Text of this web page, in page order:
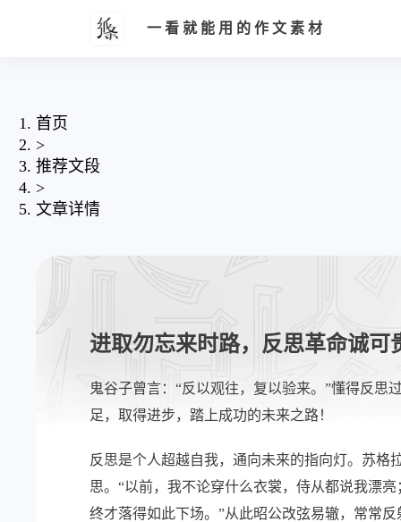
一看就能用的作文素材
首页
>
推荐文段
>
文章详情
进取勿忘来时路，反思革命诚可
鬼谷子曾言：“反以观往，复以验来。”懂得反
足，取得进步，踏上成功的未来之路！
反思是个人超越自我，通向未来的指向灯。苏格
思。“以前，我不论穿什么衣裳，侍从都说我漂
终才落得如此下场。”从此昭公改弦易辙，常常